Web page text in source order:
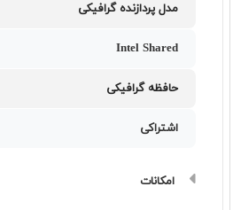
مدل پردازنده گرافیکی
Intel Shared
حافظه گرافیکی
اشتراکی
امکانات